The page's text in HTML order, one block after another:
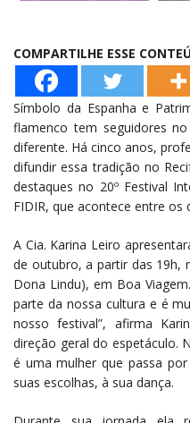
COMPARTILHE ESSE
Símbolo da Espanha e
flamenco tem seguidores
diferente. Há cinco anos,
difundir essa tradição no
destaques no 20º Festival
FIDIR, que acontece entre os
A Cia. Karina Leiro
de outubro, a partir das 19h,
Dona Lindu), em Boa
parte da nossa cultura e é
nosso festival”, afirma
direção geral do espetáculo.
é uma mulher que passa
suas escolhas, à sua dança.